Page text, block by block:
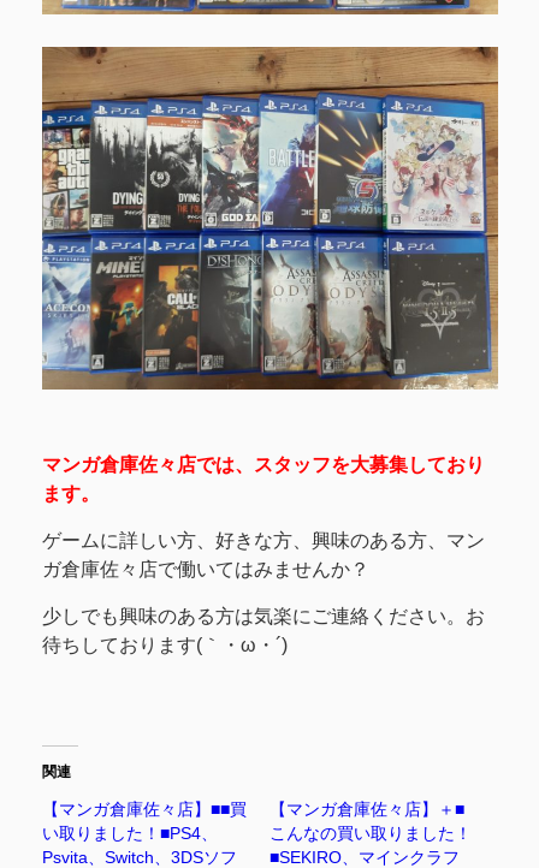
マンガ倉庫佐々店では、スタッフを大募集しており
ます。
ゲームに詳しい方、好きな方、興味のある方、マン
ガ倉庫佐々店で働いてはみませんか？
少しでも興味のある方は気楽にご連絡ください。お
待ちしております(｀・ω・´)ゞ
関連
【マンガ倉庫佐々店】■■買
い取りました！■PS4、
Psvita、Switch、3DSソフ
【マンガ倉庫佐々店】＋■
こんなの買い取りました！
■SEKIRO、マインクラフ